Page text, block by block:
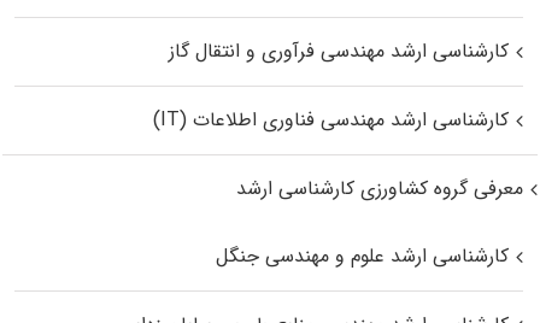
کارشناسی ارشد مهندسی فرآوری و انتقال گاز
کارشناسی ارشد مهندسی فناوری اطلاعات (IT)
معرفی گروه کشاورزی کارشناسی ارشد
کارشناسی ارشد علوم و مهندسی جنگل